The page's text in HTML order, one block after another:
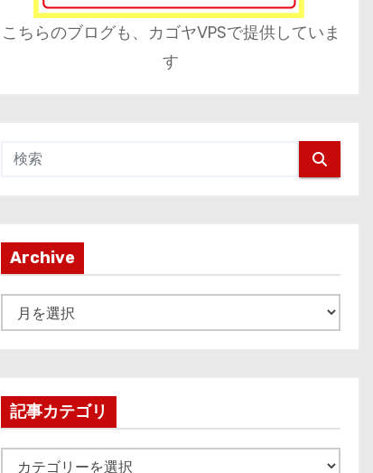
こちらのブログも、カゴヤVPSで提供していま
す
Archive
r
v
記事カテゴリ